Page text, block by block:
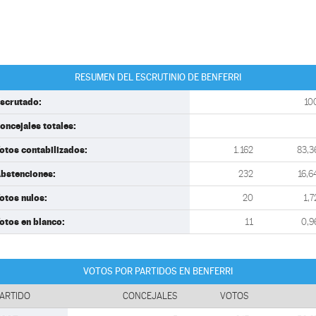
RESUMEN DEL ESCRUTINIO DE BENFERRI
totales:
contabilizados: 1.162
232
nulos: 20
en blanco: 11
VOTOS POR PARTIDOS EN BENFERRI
CONCEJALES VOTOS